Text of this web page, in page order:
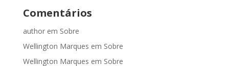
Comentários
authorem Sobre
Wellington Marques em Sobre
Wellington Marques em Sobre